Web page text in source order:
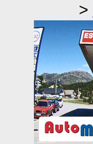
>